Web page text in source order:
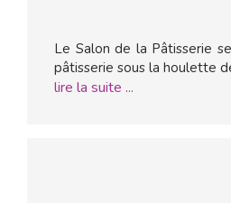
Le Salon de la Pâtisserie
pâtisserie sous la houlette
lire la suite ...